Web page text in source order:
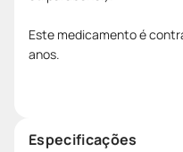
Este medicamento é
anos.
Especificações